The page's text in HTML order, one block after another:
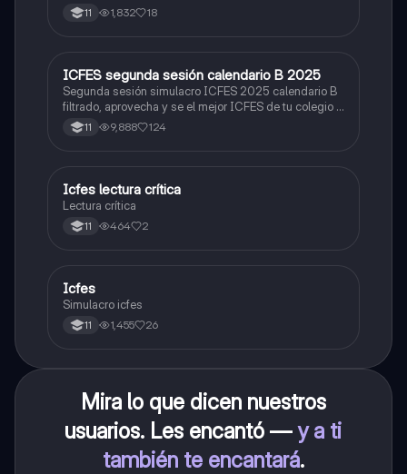
11 1,832 18
ICFES: Lectura Crítica
ICFES segunda sesión calendario B 2025
Segunda sesión simulacro ICFES 2025 calendario B
filtrado, aprovecha y se el mejor ICFES de tu colegio y
poder ingresar a universidad, y estudiar aquella
carrera con la que tanto sueñas.
11 9,888 124
Lengua Castellana
Icfes lectura crítica
Lectura crítica
11 464 2
ICFES: Sociales y Ciudadanas
Icfes
Simulacro icfes
11 1,455 26
Mira lo que dicen nuestros
usuarios. Les encantó —y a ti
también te encantará.